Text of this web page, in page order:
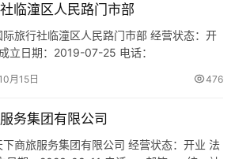
游…临潼区人民路门市部
旅行社临潼区人民路门市部 经营状态：开
立日期：2019-07-25 电话：
注册地址：陕西省西安市临潼区人民西路
的…
月15日 476
务集团有限公司
商旅服务集团有限公司 经营状态：开业 法